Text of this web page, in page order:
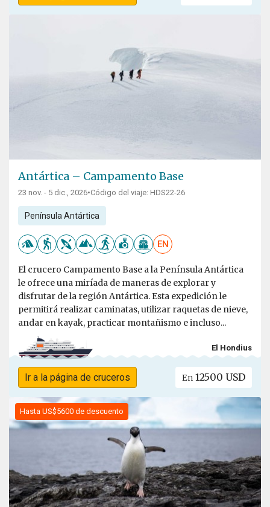
Antártica – Campamento Base
23 nov. - 5 dic., 2026•Código del viaje: HDS22-26
Península Antártica
EN
El crucero Campamento Base a la Península Antártica
le ofrece una miríada de maneras de explorar y
disfrutar de la región Antártica. Esta expedición le
permitirá realizar caminatas, utilizar raquetas de nieve,
andar en kayak, practicar montañismo e incluso...
El Hondius
Ir a la página de cruceros En 12500 USD
Hasta US$5600 de descuento